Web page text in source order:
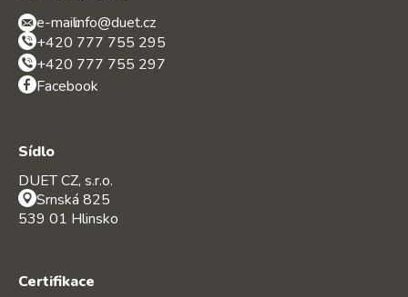
e-mail:info@duet.cz
+420 777 755 295
+420 777 755 297
Facebook
Sídlo
DUET CZ, s.r.o.
Srnská 825
539 01 Hlinsko
Certifikace